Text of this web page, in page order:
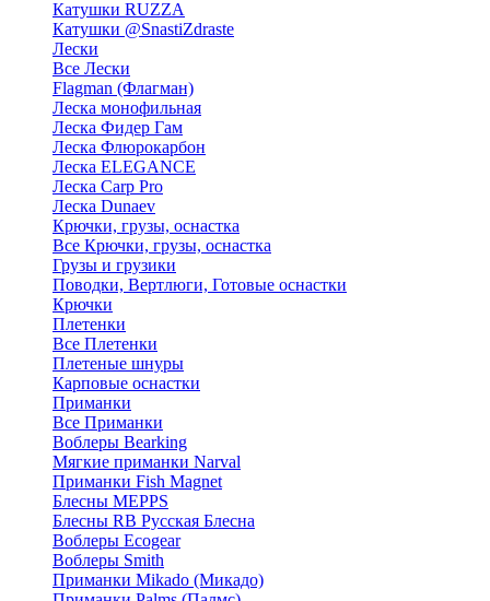
Катушки RUZZA
Катушки @SnastiZdraste
Лески
Все Лески
Flagman (Флагман)
Леска монофильная
Леска Фидер Гам
Леска Флюрокарбон
Леска ELEGANCE
Леска Carp Pro
Леска Dunaev
Крючки, грузы, оснастка
Все Крючки, грузы, оснастка
Грузы и грузики
Поводки, Вертлюги, Готовые оснастки
Крючки
Плетенки
Все Плетенки
Плетеные шнуры
Карповые оснастки
Приманки
Все Приманки
Воблеры Bearking
Мягкие приманки Narval
Приманки Fish Magnet
Блесны MEPPS
Блесны RB Русская Блесна
Воблеры Ecogear
Воблеры Smith
Приманки Mikado (Микадо)